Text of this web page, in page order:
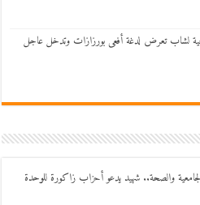
لشاب تعرض لدغة أفعى بورزازات وتدخل عاجل
الجامعية والصحة.. شهيد يدعو أحزاب زاكورة للوحدة